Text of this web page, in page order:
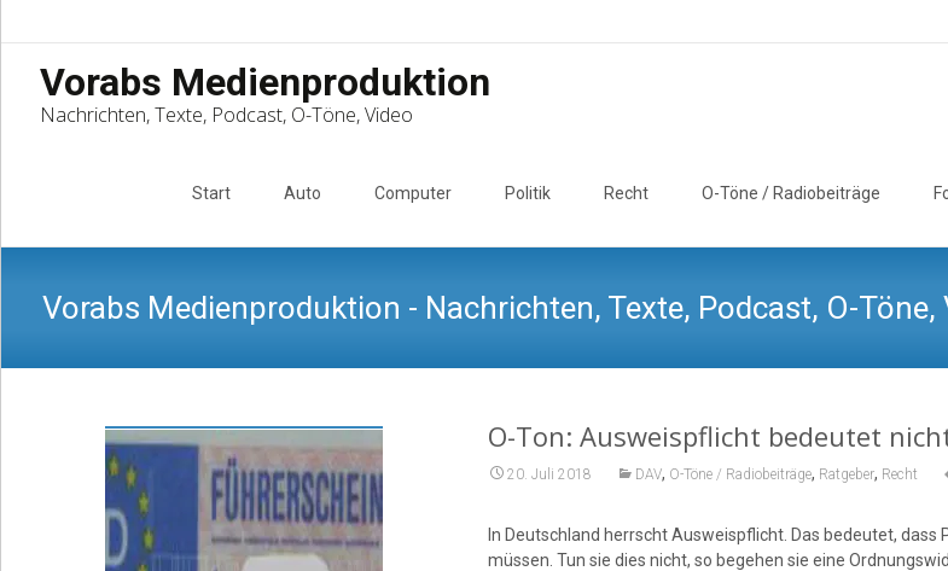
Vorabs Medienproduktion
Nachrichten, Texte, Podcast, O-Töne, Video
Start Auto Computer Politik Recht O-Töne / Radiobeiträge
Vorabs Medienproduktion - Nachrichten, Texte, Podcast, O-Töne,
O-Ton: Ausweispflicht bedeutet
20. Juli 2018 DAV, O-Töne / Radiobeiträge, Ratgeber, Recht
In Deutschland herrscht Ausweispflicht. Das bedeutet,
müssen. Tun sie dies nicht, so begehen sie eine